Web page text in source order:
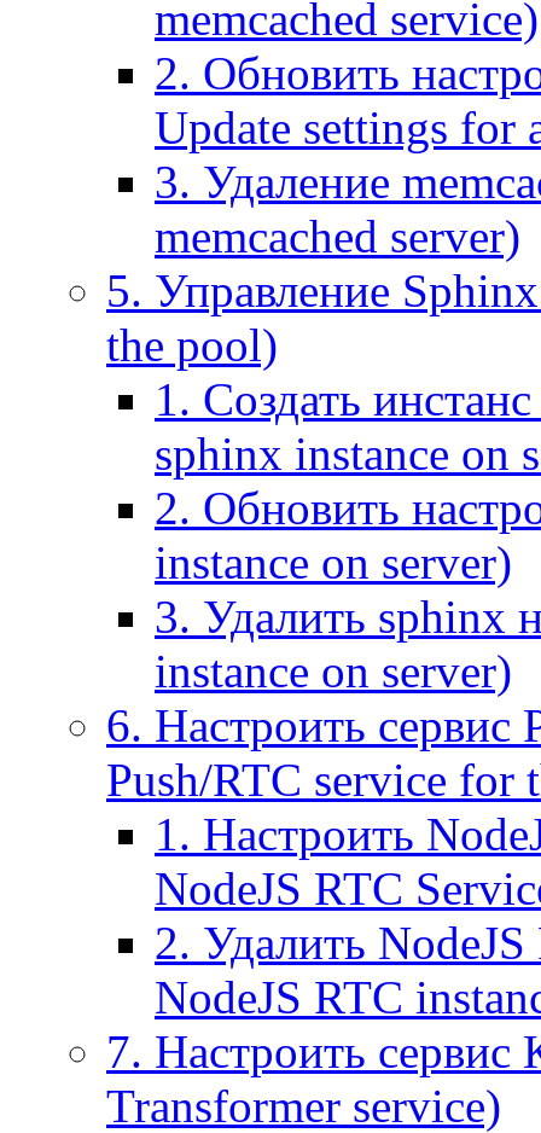
memcached service)
2. Обновить
Update settings for
3. Удаление
memcached server)
5. Управление
the pool)
1. Создать
sphinx instance on
2. Обновить
instance on server)
3. Удалить sphinx
instance on server)
6. Настроить
Push/RTC service for
1. Настроить
NodeJS RTC
2. Удалить
NodeJS RTC
7. Настроить
Transformer service)